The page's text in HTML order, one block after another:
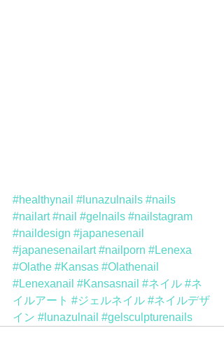
#healthynail #lunazulnails #nails
#nailart #nail #gelnails #nailstagram
#naildesign #japanesenail
#japanesenailart #nailporn #Lenexa
#Olathe #Kansas #Olathenail
#Lenexanail #Kansasnail #ネイル #ネ
イルアート #ジェルネイル #ネイルデザ
イン #lunazulnail #gelsculpturenails